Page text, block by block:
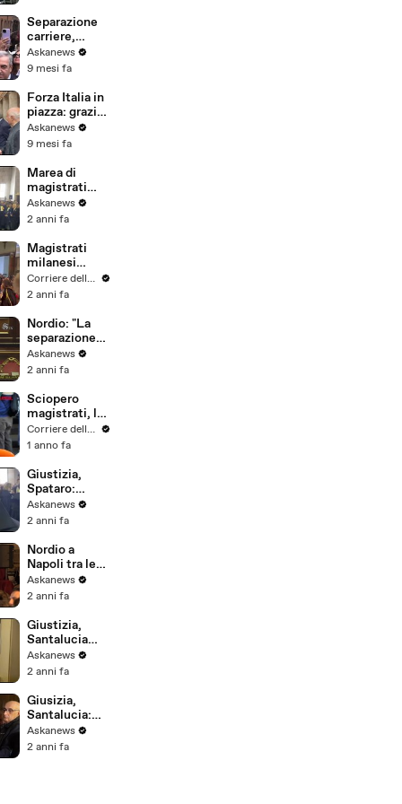
nazionale
Separazione
carriere,
capigruppo
maggioranza:
storica
Askanews
9 mesi fa
Forza Italia in
piazza: grazie
a noi una
giustizia
Askanews
9 mesi fa
Marea di
magistrati
nell'atrio: è
protesta
riforma a
Milano
Askanews
2 anni fa
Magistrati
milanesi
lasciano l'Aula
Magna: la
toghe
milanesi
contro la
separazione
delle carriere
Corriere della Sera
2 anni fa
Nordio: "La
separazione
delle carriere
è un grande
Askanews
2 anni fa
Sciopero
magistrati, la
protesta in
tribunale a
Corriere della Sera
1 anno fa
Giustizia,
Spataro:
giusto
protestare se
muri
Askanews
2 anni fa
Nordio a
Napoli tra le
proteste dei
magistrati:
umiliarvi
Askanews
2 anni fa
Giustizia,
Santalucia
(Anm): grande
preoccupazio
separazione
carriere
Askanews
2 anni fa
Giusizia,
Santalucia:
autonomia e
indipendenza
Askanews
2 anni fa